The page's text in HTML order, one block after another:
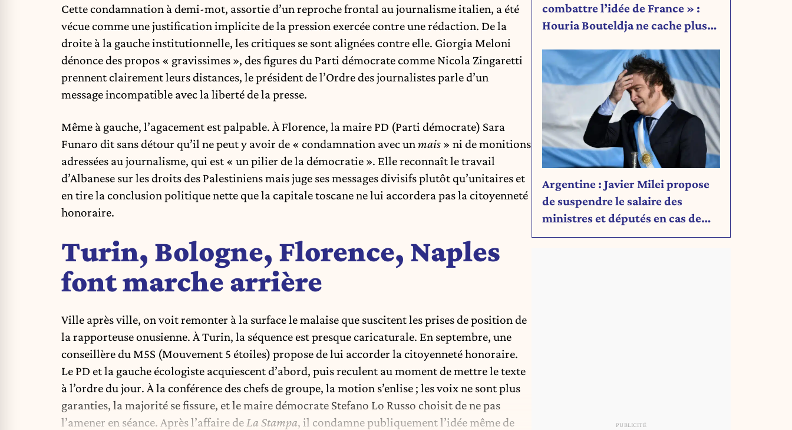
Cette condamnation à demi-mot, assortie d’un reproche frontal au journalisme italien, a été
vécue comme une justification implicite de la pression exercée contre une rédaction. De la
droite à la gauche institutionnelle, les critiques se sont alignées contre elle. Giorgia Meloni
dénonce des propos « gravissimes », des figures du Parti démocrate comme Nicola Zingaretti
prennent clairement leurs distances, le président de l’Ordre des journalistes parle d’un
message incompatible avec la liberté de la presse.
Même à gauche, l’agacement est palpable. À Florence, la maire PD (Parti démocrate) Sara
Funaro dit sans détour qu’il ne peut y avoir de « condamnation avec unmais » ni de monitions
adressées au journalisme, qui est « un pilier de la démocratie ». Elle reconnaît le travail
d’Albanese sur les droits des Palestiniens mais juge ses messages divisifs plutôt qu’unitaires et
en tire la conclusion politique nette que la capitale toscane ne lui accordera pas la citoyenneté
honoraire.
Turin, Bologne, Florence, Naples
font marche arrière
Ville après ville, on voit remonter à la surface le malaise que suscitent les prises de position de
la rapporteuse onusienne. À Turin, la séquence est presque caricaturale. En septembre, une
conseillère du M5S (Mouvement 5 étoiles) propose de lui accorder la citoyenneté honoraire.
Le PD et la gauche écologiste acquiescent d’abord, puis reculent au moment de mettre le texte
à l’ordre du jour. À la conférence des chefs de groupe, la motion s’enlise ; les voix ne sont plus
garanties, la majorité se fissure, et le maire démocrate Stefano Lo Russo choisit de ne pas
l’amener en séance. Après l’affaire deLa Stampa, il condamne publiquement l’idée même de
combattre l’idée de France » :
Houria Bouteldja ne cache plus
Argentine : Javier Milei propose
de suspendre le salaire des
ministres et députés en cas de
déficit budgétaire